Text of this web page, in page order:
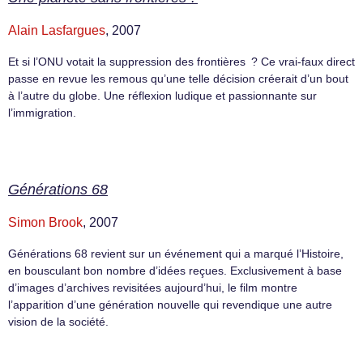
Alain Lasfargues, 2007
Et si l’ONU votait la suppression des frontières ? Ce vrai-faux direct
passe en revue les remous qu’une telle décision créerait d’un bout
à l’autre du globe. Une réflexion ludique et passionnante sur
l’immigration.
Générations 68
Simon Brook, 2007
Générations 68 revient sur un événement qui a marqué l’Histoire,
en bousculant bon nombre d’idées reçues. Exclusivement à base
d’images d’archives revisitées aujourd’hui, le film montre
l’apparition d’une génération nouvelle qui revendique une autre
vision de la société.